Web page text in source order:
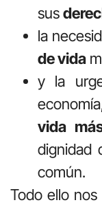
sus
la
de vida
y la
vida
dignidad
común.
Todo ello